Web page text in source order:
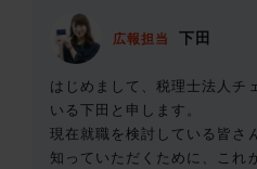
広報担当 下田
はじめまして、税理士法人チ
いる下田と申します。
現在就職を検討している皆さ
知っていただくために、これ